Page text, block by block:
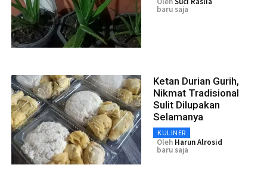
baru saja
Ketan Durian Gurih,
Nikmat Tradisional
Sulit Dilupakan
Selamanya
KULINER
Oleh Harun Alrosid
baru saja